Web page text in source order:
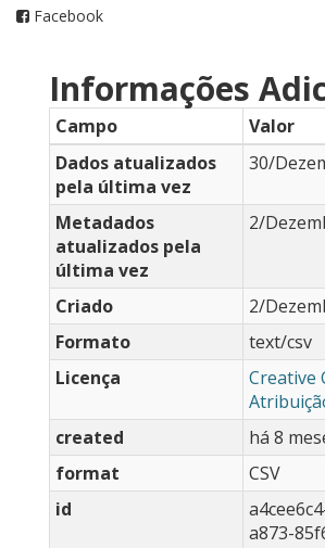
Facebook
Informações
Campo
Valor
Dados atualizados
pela última vez
30/
Metadados
atualizados pela
última vez
2/
Criado
2/
Formato
text/csv
Licença
Creative
created
há 8
format
CSV
id
a873-